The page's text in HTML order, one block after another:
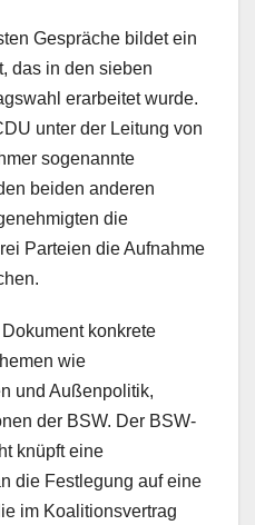
Gespräche bildet ein
das in den sieben
erarbeitet wurde.
unter der Leitung von
sogenannte
beiden anderen
die
Parteien die Aufnahme
konkrete
wie
und Außenpolitik,
der BSW. Der BSW-
knüpft eine
die Festlegung auf eine
im Koalitionsvertrag